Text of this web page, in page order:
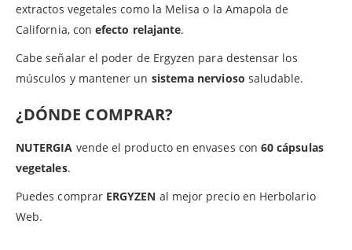
extractos vegetales como la Melisa o la Amapola de
California, conefecto relajante.
Cabe señalar el poder de Ergyzen para destensar los
músculos y mantener un sistema nervioso saludable.
¿DÓNDE COMPRAR?
NUTERGIA vende el producto en envases con 60 cápsulas
vegetales.
Puedes comprar ERGYZEN al mejor precio en Herbolario
Web.